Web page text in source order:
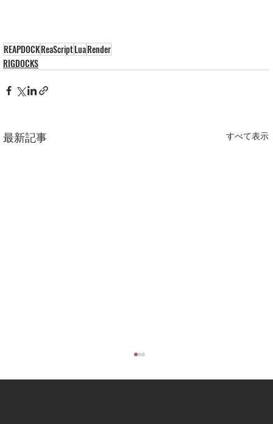
REAPDOCKReaScriptLuaRender
RIGDOCKS
最新記事 すべて表示